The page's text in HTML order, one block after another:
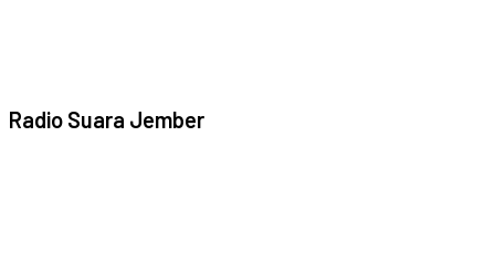
Radio Suara Jember